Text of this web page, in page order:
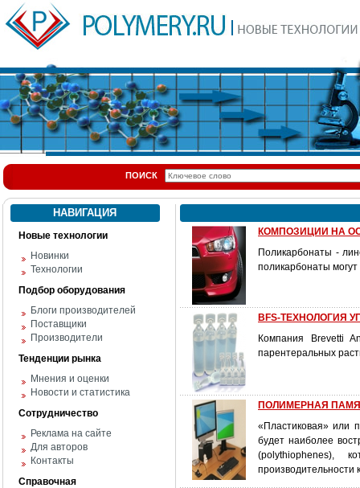
ПОИСК
НАВИГАЦИЯ
Новые технологии
Новинки
Технологии
Подбор оборудования
Блоги производителей
Поставщики
Производители
Тенденции рынка
Мнения и оценки
Новости и статистика
Сотрудничество
Реклама на сайте
Для авторов
Контакты
Справочная
КОМПОЗИЦИИ НА
Поликарбонаты -
поликарбонаты
BFS-ТЕХНОЛОГИЯ
Компания Brevetti
парентеральных
ПОЛИМЕРНАЯ
«Пластиковая» или
будет наиболее
(polythiophenes),
производительности